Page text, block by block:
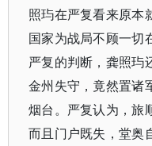
照玙在严复看来原本
国家为战局不顾一切
严复的判断，龚照玙
金州失守，竟然置诸
烟台。严复认为，旅
而且门户既失，堂奥